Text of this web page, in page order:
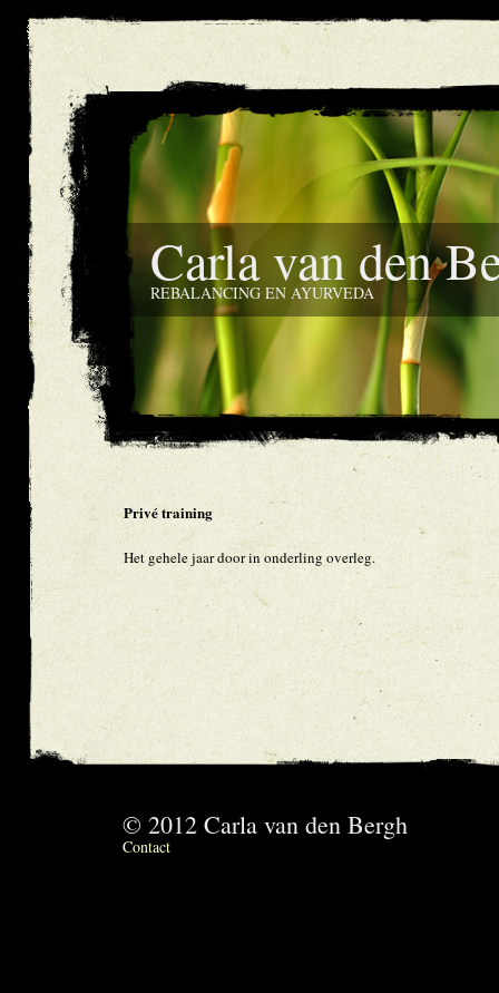
Carla van den
REBALANCING EN AYURVEDA
Privé training
Het gehele jaar door in onderling overleg.
© 2012 Carla van den Bergh
Contact